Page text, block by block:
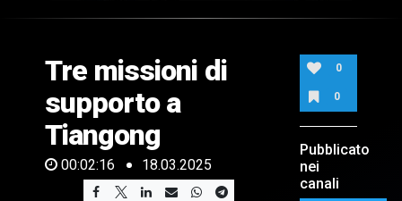
of
16
seconds
Tre missioni di
supporto a
Tiangong
00:02:16 18.03.2025
0
0
Pubblicato
nei
canali